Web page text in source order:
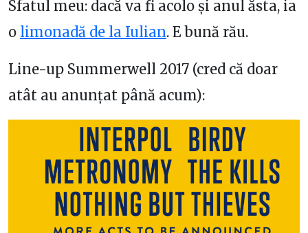
Sfatul meu: dacă va fi acolo și anul ăsta, ia
o limonadă de la Iulian. E bună rău.
Line-up Summerwell 2017 (cred că doar
atât au anunțat până acum):